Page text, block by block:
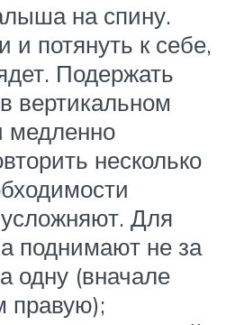
на спину.
и потянуть к себе,
Подержать
вертикальном
медленно
несколько
Для
поднимают не за
одну (вначале
правую);